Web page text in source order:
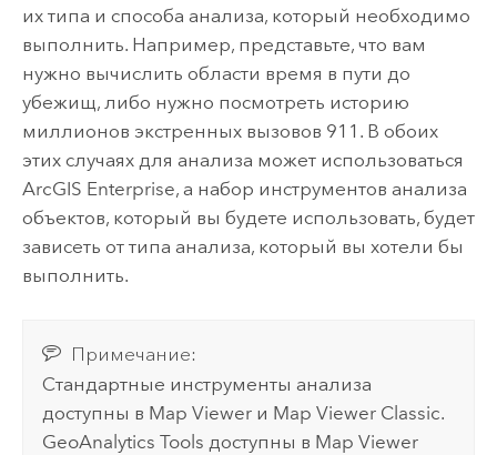
их типа и способа анализа, который необходимо
выполнить. Например, представьте, что вам
нужно вычислить области время в пути до
убежищ, либо нужно посмотреть историю
миллионов экстренных вызовов 911. В обоих
этих случаях для анализа может использоваться
ArcGIS Enterprise, а набор инструментов анализа
объектов, который вы будете использовать, будет
зависеть от типа анализа, который вы хотели бы
выполнить.
Примечание:
Стандартные инструменты анализа
доступны в Map Viewer и Map Viewer Classic.
GeoAnalytics Tools доступны в Map Viewer